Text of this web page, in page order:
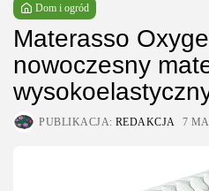
Dom i ogród
Materasso
nowoczesny
PUBLIKACJA: REDAKCJA 7